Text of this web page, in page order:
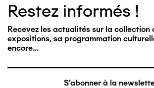
Restez informés !
Recevez les actualités sur la collection
expositions, sa programmation
encore…
S'abonner à la